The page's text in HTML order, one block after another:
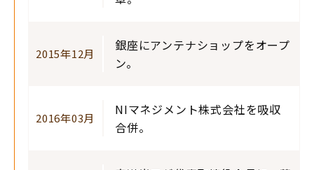
2015年12月
銀座にアンテナショップをオープ
ン。
2016年03月
NIマネジメント株式会社を吸収
合併。